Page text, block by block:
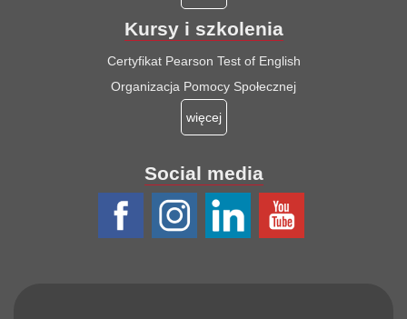
Kursy i szkolenia
Certyfikat Pearson Test of English
Organizacja Pomocy Społecznej
więcej
Social media